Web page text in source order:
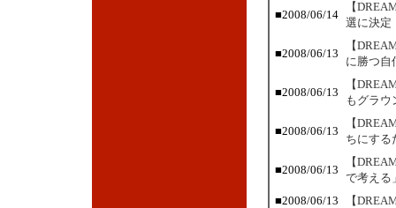
■2008/06/14
【
選に決定
■2008/06/13
【
に勝つ自
■2008/06/13
【
もグラウ
■2008/06/13
【
ちにする
■2008/06/13
【
で考える
■2008/06/13
【